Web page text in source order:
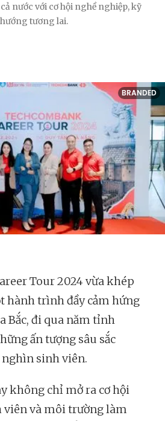
nước với cơ hội nghề nghiệp, kỹ
tương lai.
BRANDED
Tour 2024 vừa khép
hành trình đầy cảm hứng
Bắc, đi qua năm tỉnh
ấn tượng sâu sắc
sinh viên.
không chỉ mở ra cơ hội
viên và môi trường làm